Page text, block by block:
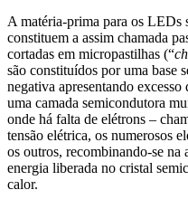
A matéria-prima para os LEDs
constituem a assim chamada
cortadas em micropastilhas (“
são constituídos por uma base
negativa apresentando
uma camada semicondutora
onde há falta de elétrons –
tensão elétrica, os numerosos
os outros, recombinando-se na
energia liberada no cristal
calor.